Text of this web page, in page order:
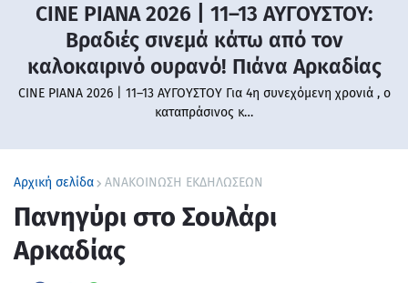
CINE PIANA 2026 | 11–13 ΑΥΓΟΥΣΤΟΥ:
Βραδιές σινεμά κάτω από τον
καλοκαιρινό ουρανό! Πιάνα Αρκαδίας
CINE PIANA 2026 | 11–13 ΑΥΓΟΥΣΤΟΥ Για 4η συνεχόμενη χρονιά , ο
καταπράσινος κ…
Αρχική σελίδα ΑΝΑΚΟΙΝΩΣΗ ΕΚΔΗΛΩΣΕΩΝ
Πανηγύρι στο Σουλάρι
Αρκαδίας